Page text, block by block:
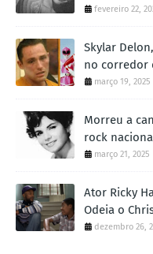
fevereiro 22,
Skylar
no corredor
março 19, 2025
Morreu a
rock
março 21, 2025
Ator Ricky
Odeia o
dezembro 26,